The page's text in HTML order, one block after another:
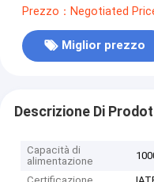
Prezzo：Negotiated
Miglior prezzo
Descrizione Di
Capacità di
alimentazione